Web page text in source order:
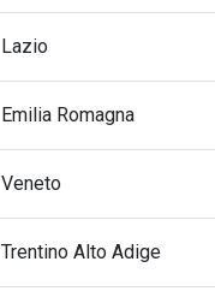
Logistica merci
Logistica fresco refrigerato
Lazio
Emilia Romagna
Veneto
Trentino Alto Adige